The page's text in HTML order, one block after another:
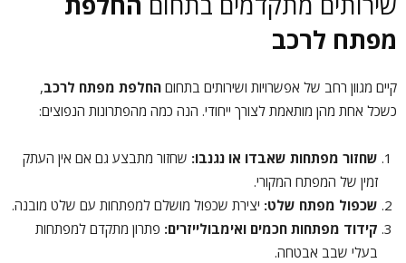
מפתח לרכב
קיים מגוון רחב של אפשרויות ושירותים בתחום החלפת מפתח לרכב,
כשכל אחת מהן מותאמת לצורך ייחודי. הנה כמה מהפתרונות הנפוצים:
שחזור מפתחות שאבדו או נגנבו: שחזור מתבצע גם אם אין העתק
זמין של המפתח המקורי.
שכפול מפתח שלט: יצירת שכפול מושלם למפתחות עם שלט מובנה.
קידוד מפתחות חכמים ואימבולייזרים: פתרון מתקדם למפתחות
בעלי שבב אבטחה.